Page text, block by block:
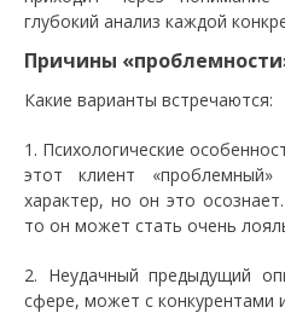
глубокий анализ каждой
Причины
Какие варианты встречаются:
1. Психологические
этот клиент
характер, но он это
то он может стать очень
2. Неудачный предыдущий
сфере, может с конкурентами